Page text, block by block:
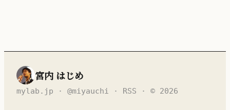
宮内 はじめ
mylab.jp · @miyauchi · RSS · © 2026